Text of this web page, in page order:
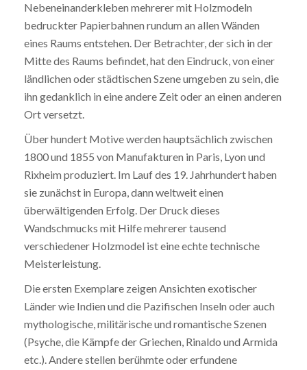
Nebeneinanderkleben mehrerer mit Holzmodeln
bedruckter Papierbahnen rundum an allen Wänden
eines Raums entstehen. Der Betrachter, der sich in der
Mitte des Raums befindet, hat den Eindruck, von einer
ländlichen oder städtischen Szene umgeben zu sein, die
ihn gedanklich in eine andere Zeit oder an einen anderen
Ort versetzt.
Über hundert Motive werden hauptsächlich zwischen
1800 und 1855 von Manufakturen in Paris, Lyon und
Rixheim produziert. Im Lauf des 19. Jahrhundert haben
sie zunächst in Europa, dann weltweit einen
überwältigenden Erfolg. Der Druck dieses
Wandschmucks mit Hilfe mehrerer tausend
verschiedener Holzmodel ist eine echte technische
Meisterleistung.
Die ersten Exemplare zeigen Ansichten exotischer
Länder wie Indien und die Pazifischen Inseln oder auch
mythologische, militärische und romantische Szenen
(Psyche, die Kämpfe der Griechen, Rinaldo und Armida
etc.). Andere stellen berühmte oder erfundene